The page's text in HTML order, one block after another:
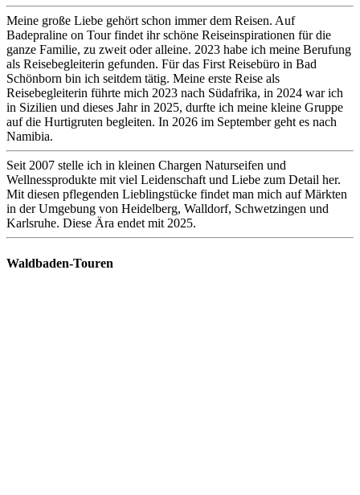
Meine große Liebe gehört schon immer dem Reisen. Auf
Badepraline on Tour findet ihr schöne Reiseinspirationen für die
ganze Familie, zu zweit oder alleine. 2023 habe ich meine Berufung
als Reisebegleiterin gefunden. Für das First Reisebüro in Bad
Schönborn bin ich seitdem tätig. Meine erste Reise als
Reisebegleiterin führte mich 2023 nach Südafrika, in 2024 war ich
in Sizilien und dieses Jahr in 2025, durfte ich meine kleine Gruppe
auf die Hurtigruten begleiten. In 2026 im September geht es nach
Namibia.
Seit 2007 stelle ich in kleinen Chargen Naturseifen und
Wellnessprodukte mit viel Leidenschaft und Liebe zum Detail her.
Mit diesen pflegenden Lieblingstücke findet man mich auf Märkten
in der Umgebung von Heidelberg, Walldorf, Schwetzingen und
Karlsruhe. Diese Ära endet mit 2025.
Waldbaden-Touren